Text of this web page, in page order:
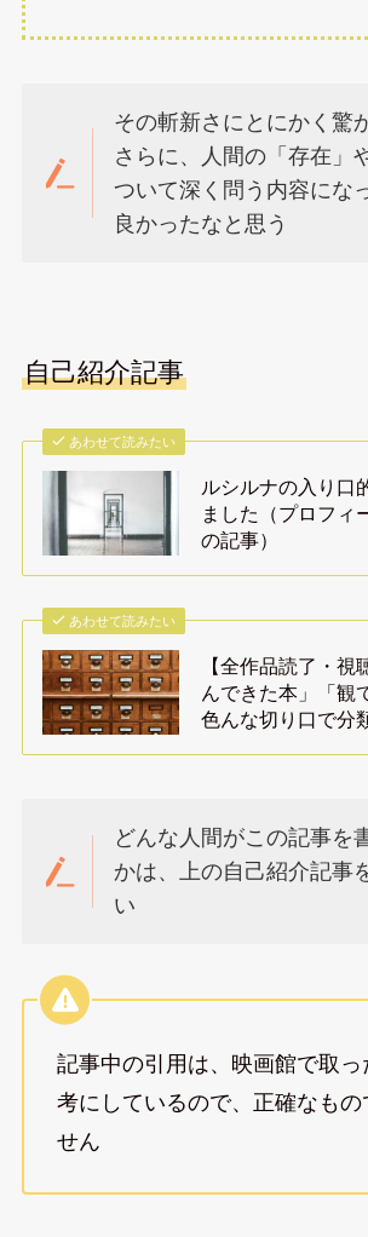
その斬新さにとにかく驚
さらに、人間の「存在」
ついて深く問う内容にな
良かったなと思う
自己紹介記事
あわせて読みたい
ルシルナの入り口
ました（プロフィ
の記事）
あわせて読みたい
【全作品読了・視
んできた本」「観
色んな切り口で分
どんな人間がこの記事を
かは、上の自己紹介記事
い
記事中の引用は、映画館で取っ
考にしているので、正確なもの
せん